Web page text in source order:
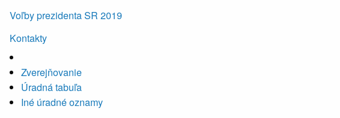
Voľby prezidenta SR 2019
Kontakty
Zverejňovanie
Úradná tabuľa
Iné úradné oznamy